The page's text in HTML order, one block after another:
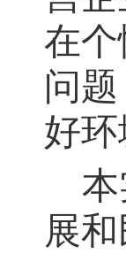
在
问
好环
展